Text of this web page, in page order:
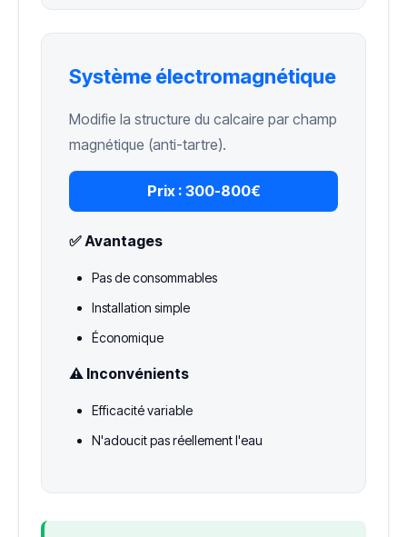
Système électromagnétique
Modifie la structure du calcaire par champ
magnétique (anti-tartre).
Prix : 300-800€
✅ Avantages
Pas de consommables
Installation simple
Économique
⚠️ Inconvénients
Efficacité variable
N'adoucit pas réellement l'eau